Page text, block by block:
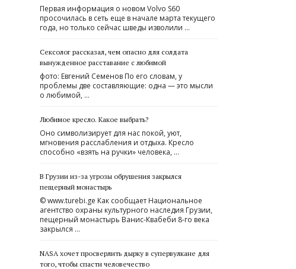
Первая информация о новом Volvo S60
просочилась в сеть еще в начале марта текущего
года, но только сейчас шведы изволили …
Сексолог рассказал, чем опасно для солдата
вынужденное расставание с любимой
фото: Евгений Семенов По его словам, у
проблемы две составляющие: одна — это мысли
о любимой, …
Любимое кресло. Какое выбрать?
Оно символизирует для нас покой, уют,
мгновения расслабления и отдыха. Кресло
способно «взять на ручки» человека, …
В Грузии из-за угрозы обрушения закрылся
пещерный монастырь
© www.turebi.ge Как сообщает Национальное
агентство охраны культурного наследия Грузии,
пещерный монастырь Ванис-Квабеби 8-го века
закрылся …
NASA хочет просверлить дырку в супервулкане для
того, чтобы спасти человечество